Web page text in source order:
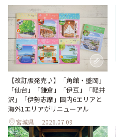
【改訂版発売♪】「角館・盛岡」
「仙台」「鎌倉」「伊豆」「軽井
沢」「伊勢志摩」国内6エリアと
海外1エリアがリニューアル
宮城県 2026.07.09